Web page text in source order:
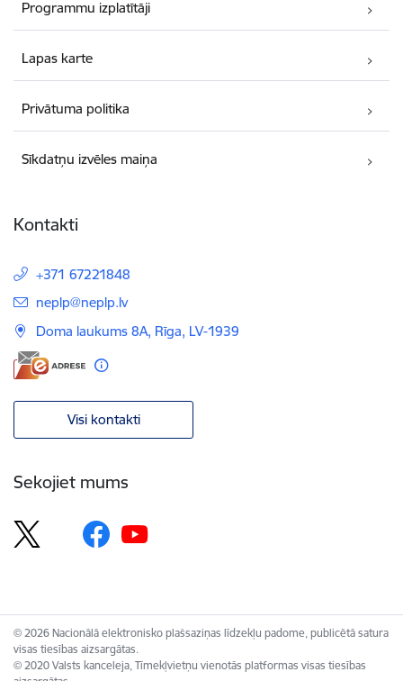
Programmu izplatītāji
Lapas karte
Privātuma politika
Sīkdatņu izvēles maiņa
Kontakti
+371 67221848
E-pasts:
neplp@neplp.lv
Doma laukums 8A, Rīga, LV-1939
Visi kontakti
Sekojiet mums
© 2026 Nacionālā elektronisko plašsaziņas līdzekļu padome, publicētā satura
visas tiesības aizsargātas.
© 2020 Valsts kanceleja, Tīmekļvietņu vienotās platformas visas tiesības